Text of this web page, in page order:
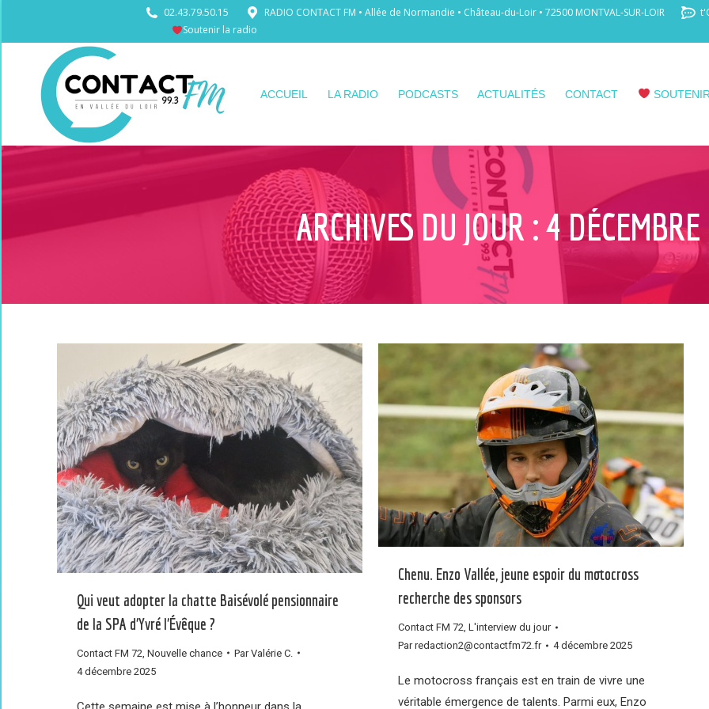
02.43.79.50.15 RADIO CONTACT FM • Allée de Normandie • Château-du-Loir • 72500 MONTVAL-SUR-LOIR
Soutenir la radio
ACCUEIL LA RADIO PODCASTS ACTUALITÉS CONTACT
ARCHIVES DU JOUR :4
Qui veut adopter la chatte Baisévolé pensionnaire
de la SPA d’Yvré l’Évêque ?
Contact FM 72 Nouvelle chance ParValérie C.
4 décembre 2025
Chenu. Enzo Vallée, jeune espoir du motocross
recherche des sponsors
Contact FM 72, L'interview du jour
Parredaction2@contactfm72.fr 4 décembre 2025
Le motocross français est en train de vivre une
véritable émergence de talents. Parmi eux, Enzo